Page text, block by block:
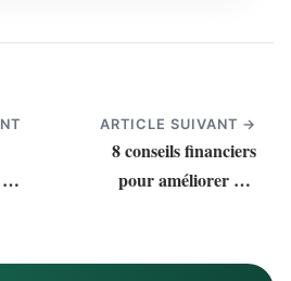
ARTICLE SUIVANT →
8 conseils financiers
pour améliorer vos